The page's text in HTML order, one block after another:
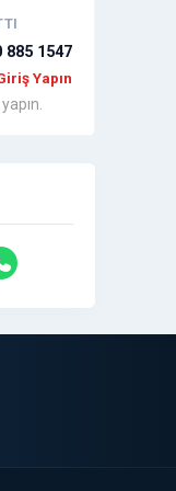
885 1547
Yapın